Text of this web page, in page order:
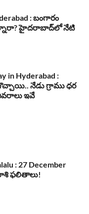
: బంగారం
హైదరాబాద్‌లో నేటి
in Hyderabad :
నేడు గ్రాము ధర
ఇవే
: 27 December
ఫలితాలు!